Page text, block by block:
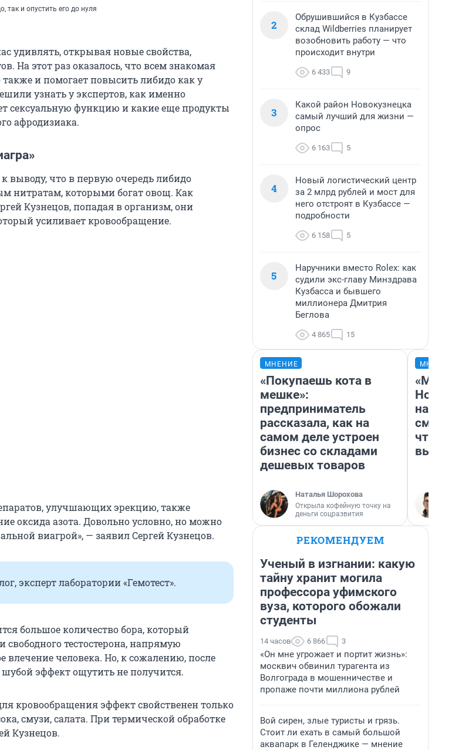
так и опустить его до нуля
удивлять, открывая новые свойства,
На этот раз оказалось, что всем знакомая
также и помогает повысить либидо как у
узнать у экспертов, как именно
функцию и какие еще продукты
афродизиака.
выводу, что в первую очередь либидо
нитратам, которыми богат овощ. Как
Кузнецов, попадая в организм, они
усиливает кровообращение.
улучшающих эрекцию, также
оксида азота. Довольно условно, но можно
виагрой», — заявил Сергей Кузнецов.
эксперт лаборатории «Гемотест».
большое количество бора, который
тестостерона, напрямую
влечение человека. Но, к сожалению, после
эффект ощутить не получится.
кровообращения эффект свойственен только
смузи, салата. При термической обработке
Кузнецов.
2
Обрушившийся в Кузбассе
склад Wildberries планирует
возобновить работу — что
происходит внутри
6 433 9
3
Какой район Новокузнецка
самый лучший для жизни —
опрос
6 163 5
4
Новый логистический центр
за 2 млрд рублей и мост для
него отстроят в Кузбассе —
подробности
6 158 5
5
Наручники вместо Rolex: как
судили экс-главу Минздрава
Кузбасса и бывшего
миллионера Дмитрия
Беглова
4 865 15
МНЕНИЕ
«Покупаешь кота в
мешке»:
предприниматель
рассказала, как на
самом деле устроен
бизнес со складами
дешевых товаров
Наталья Шорохова
Открыла кофейную точку на
деньги соцразвития
«Мы
РЕКОМЕНДУЕМ
Ученый в изгнании: какую
тайну хранит могила
профессора уфимского
вуза, которого обожали
студенты
14 часов 6 866 3
«Он мне угрожает и портит жизнь»:
москвич обвинил турагента из
Волгограда в мошенничестве и
пропаже почти миллиона рублей
Вой сирен, злые туристы и грязь.
Стоит ли ехать в самый большой
аквапарк в Геленджике — мнение